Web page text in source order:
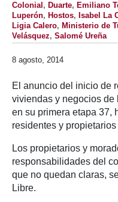
Colonial , Duarte, Emiliano
Luperón, Hostos, Isabel La
Ligia Calero, Ministerio de
Velásquez, Salomé Ureña
8 agosto, 2014
El anuncio del inicio de
viviendas y negocios de
en su primera etapa 37,
residentes y
Los propietarios y
responsabilidades del
que no quedan claras,
Libre.